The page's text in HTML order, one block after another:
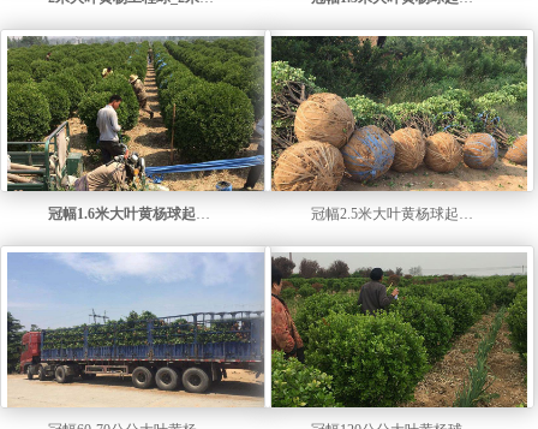
冠幅1.6米大叶黄杨球起苗【视频】